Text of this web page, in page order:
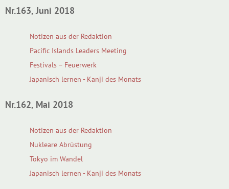
Nr.163, Juni 2018
Notizen aus der Redaktion
Pacific Islands Leaders Meeting
Festivals – Feuerwerk
Japanisch lernen - Kanji des Monats
Nr.162, Mai 2018
Notizen aus der Redaktion
Nukleare Abrüstung
Tokyo im Wandel
Japanisch lernen - Kanji des Monats